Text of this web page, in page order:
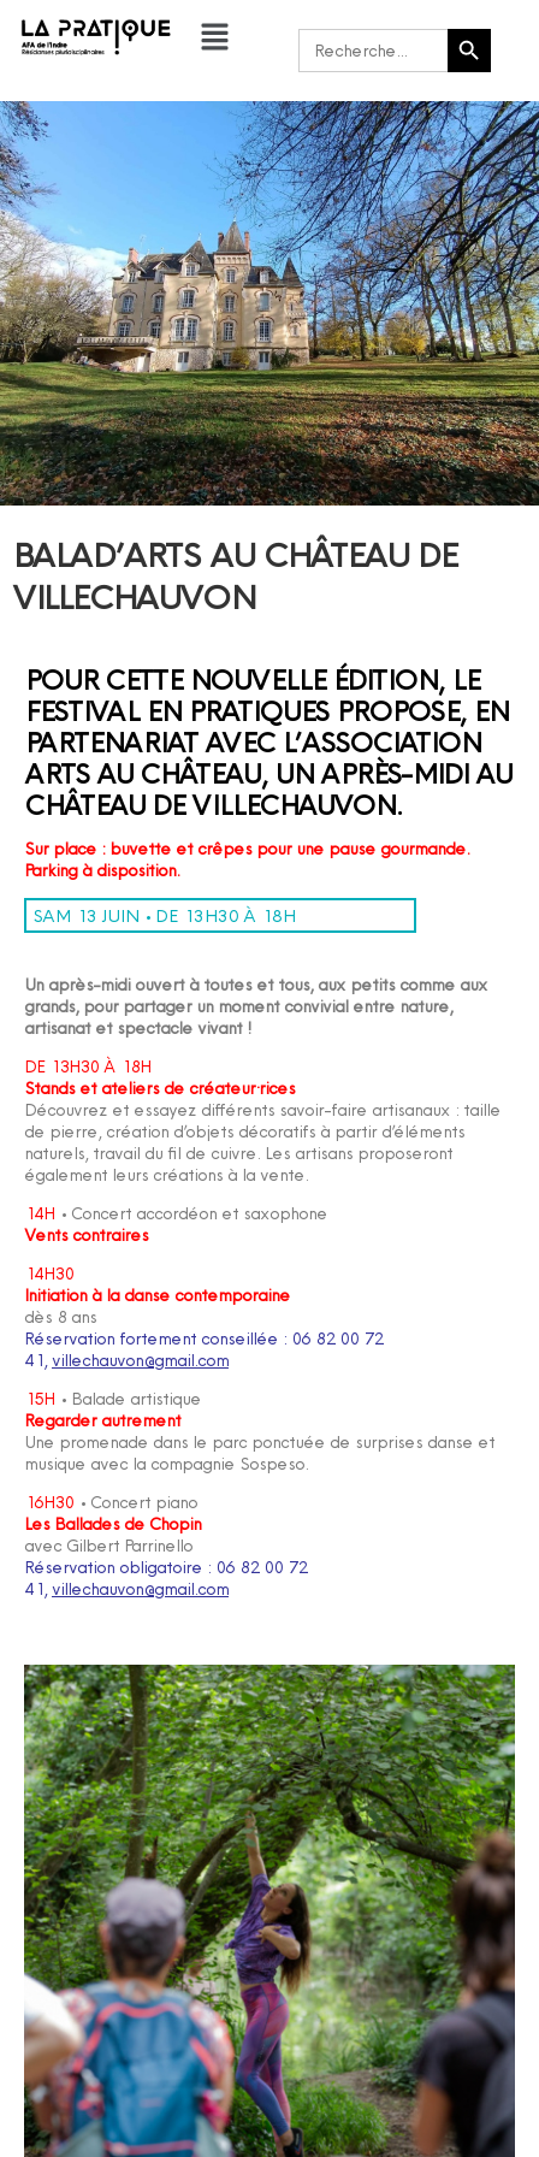
Rechercher : Bouton de recherche
BALAD’ARTS AU CHÂTEAU DE
VILLECHAUVON
POUR CETTE NOUVELLE ÉDITION, LE
FESTIVAL EN PRATIQUES PROPOSE, EN
PARTENARIAT AVEC L’ASSOCIATION
ARTS AU CHÂTEAU, UN APRÈS-MIDI AU
CHÂTEAU DE VILLECHAUVON.
Sur place : buvette et crêpes pour une pause gourmande.
Parking à disposition.
SAM 13 JUIN • DE 13H30 À 18H
Un après-midi ouvert à toutes et tous, aux petits comme aux
grands, pour partager un moment convivial entre nature,
artisanat et spectacle vivant !
DE 13H30 À 18H
Stands et ateliers de créateur·rices
Découvrez et essayez différents savoir-faire artisanaux : taille
de pierre, création d’objets décoratifs à partir d’éléments
naturels, travail du fil de cuivre. Les artisans proposeront
également leurs créations à la vente.
14H • Concert accordéon et saxophone
Vents contraires
14H30
Initiation à la danse contemporaine
dès 8 ans
Réservation fortement conseillée : 06 82 00 72
41, villechauvon@gmail.com
15H • Balade artistique
Regarder autrement
Une promenade dans le parc ponctuée de surprises danse et
musique avec la compagnie Sospeso.
16H30 • Concert piano
Les Ballades de Chopin
avec Gilbert Parrinello
Réservation obligatoire : 06 82 00 72
41, villechauvon@gmail.com